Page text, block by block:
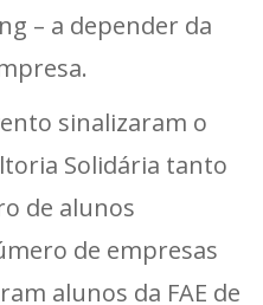
– a depender da
sinalizaram o
Solidária tanto
de alunos
de empresas
alunos da FAE de